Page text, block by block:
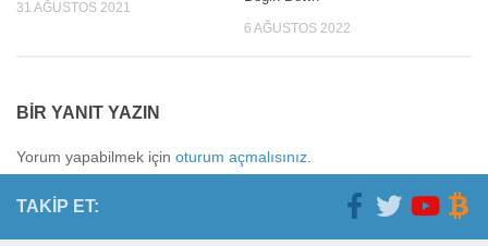
31 AĞUSTOS 2021
6 AĞUSTOS 2022
BIR YANIT YAZIN
Yorum yapabilmek için oturum açmalısınız
TAKIP ET: